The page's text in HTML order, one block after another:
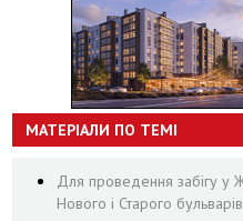
МАТЕРІАЛИ ПО ТЕМІ
Для проведення забігу у
Нового і Старого